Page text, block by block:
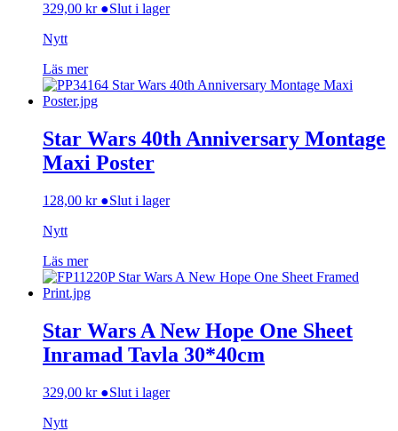
329,00 kr ●Slut i lager
Nytt
Läs mer
Star Wars 40th Anniversary Montage
Maxi Poster
128,00 kr ●Slut i lager
Nytt
Läs mer
Star Wars A New Hope One Sheet
Inramad Tavla 30*40cm
329,00 kr ●Slut i lager
Nytt